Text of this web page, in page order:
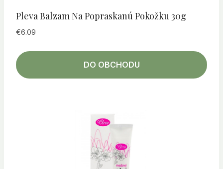
Pleva Balzam Na Popraskanú Pokožku 30g
€6.09
DO OBCHODU